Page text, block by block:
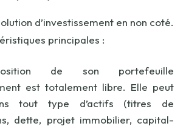
d’investissement en non coté.
principales :
de son portefeuille
est totalement libre. Elle peut
tout type d’actifs (titres de
dette, projet immobilier, capital-